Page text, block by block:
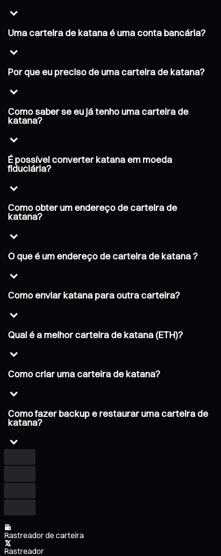
Uma carteira de katana é uma conta bancária?
Por que eu preciso de uma carteira de katana?
Como saber se eu já tenho uma carteira de
katana?
É possível converter katana em moeda
fiduciária?
Como obter um endereço de carteira de
katana?
O que é um endereço de carteira de katana ?
Como enviar katana para outra carteira?
Qual é a melhor carteira de katana (ETH)?
Como criar uma carteira de katana?
Como fazer backup e restaurar uma carteira de
katana?
Rastreador de carteira
Rastreador